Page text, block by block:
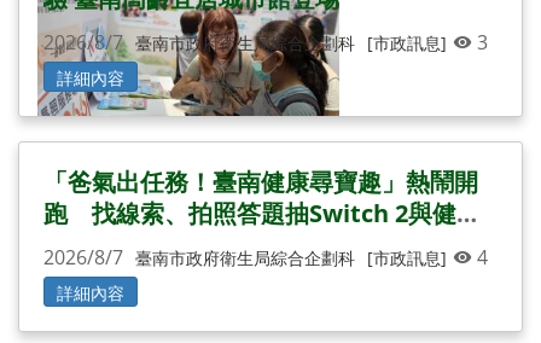
2026/8/7 臺南市政府衛生局綜合企劃科 [市政訊息] 3
詳細內容
「爸氣出任務！臺南健康尋寶趣」熱鬧開
跑 找線索、拍照答題抽Switch 2與健康
好禮
2026/8/7 臺南市政府衛生局綜合企劃科 [市政訊息] 4
詳細內容